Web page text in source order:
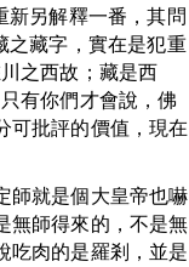
另解釋一番，其問
之藏字，實在是犯重
之西故；藏是西
有你們才會說，佛
可批評的價值，現在
就是個大皇帝也嚇
無師得來的，不是無
吃肉的是羅剎，並是